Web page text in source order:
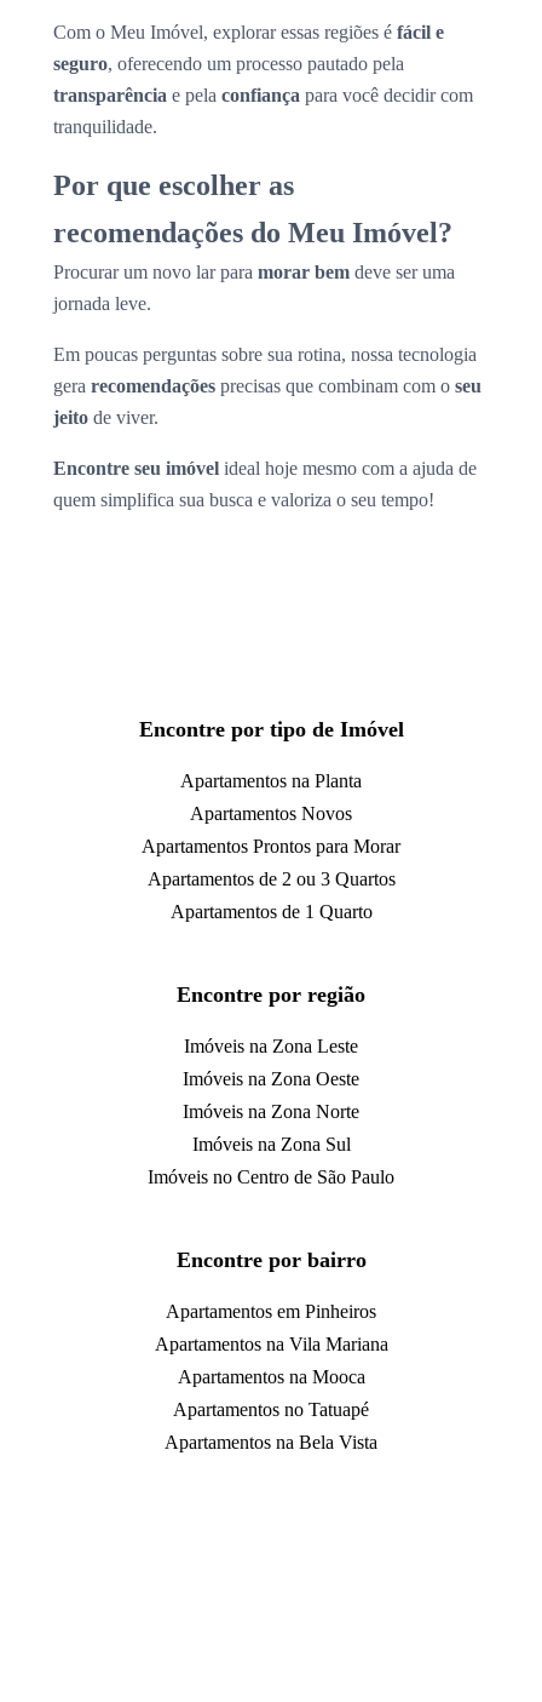
Com o Meu Imóvel, explorar essas regiões é fácil e
seguro, oferecendo um processo pautado pela
transparência e pela confiança para você decidir com
tranquilidade.
Por que escolher as
recomendações do Meu Imóvel?
Procurar um novo lar para morar bem deve ser uma
jornada leve.
Em poucas perguntas sobre sua rotina, nossa tecnologia
gera recomendações precisas que combinam com o seu
jeito de viver.
Encontre seu imóvel ideal hoje mesmo com a ajuda de
quem simplifica sua busca e valoriza o seu tempo!
Encontre por tipo de Imóvel
Apartamentos na Planta
Apartamentos Novos
Apartamentos Prontos para Morar
Apartamentos de 2 ou 3 Quartos
Apartamentos de 1 Quarto
Encontre por região
Imóveis na Zona Leste
Imóveis na Zona Oeste
Imóveis na Zona Norte
Imóveis na Zona Sul
Imóveis no Centro de São Paulo
Encontre por bairro
Apartamentos em Pinheiros
Apartamentos na Vila Mariana
Apartamentos na Mooca
Apartamentos no Tatuapé
Apartamentos na Bela Vista